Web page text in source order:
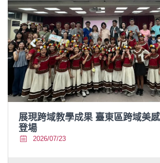
展現跨域教學成果 臺東區跨域美
登場
2026/07/23